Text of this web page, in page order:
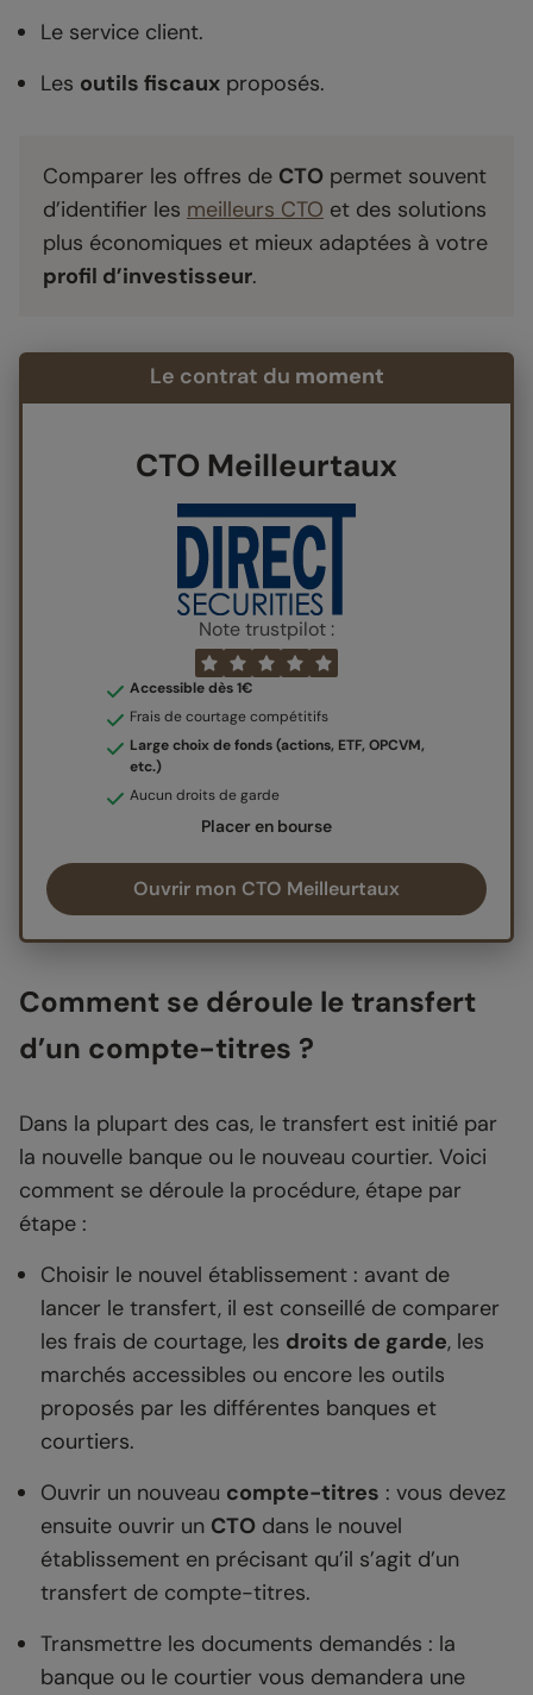
Le service client.
Les outils fiscaux proposés.
Comparer les offres de CTO permet souvent
d’identifier les meilleurs CTO et des solutions
plus économiques et mieux adaptées à votre
profil d’investisseur.
Le contrat du moment
CTO Meilleurtaux
Note trustpilot :
Accessible dès 1€
Frais de courtage compétitifs
Large choix de fonds (actions, ETF, OPCVM,
etc.)
Aucun droits de garde
Placer en bourse
Ouvrir mon CTO Meilleurtaux
Comment se déroule le transfert
d’un compte-titres ?
Dans la plupart des cas, le transfert est initié par
la nouvelle banque ou le nouveau courtier. Voici
comment se déroule la procédure, étape par
étape :
Choisir le nouvel établissement : avant de
lancer le transfert, il est conseillé de comparer
les frais de courtage, les droits de garde, les
marchés accessibles ou encore les outils
proposés par les différentes banques et
courtiers.
Ouvrir un nouveau compte-titres : vous devez
ensuite ouvrir un CTO dans le nouvel
établissement en précisant qu’il s’agit d’un
transfert de compte-titres.
Transmettre les documents demandés : la
banque ou le courtier vous demandera une